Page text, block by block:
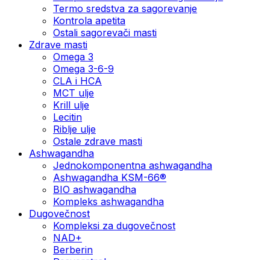
Termo sredstva za sagorevanje
Kontrola apetita
Ostali sagorevači masti
Zdrave masti
Omega 3
Omega 3-6-9
CLA i HCA
MCT ulje
Krill ulje
Lecitin
Riblje ulje
Ostale zdrave masti
Ashwagandha
Jednokomponentna ashwagandha
Ashwagandha KSM-66®
BIO ashwagandha
Kompleks ashwagandha
Dugovečnost
Kompleksi za dugovečnost
NAD+
Berberin